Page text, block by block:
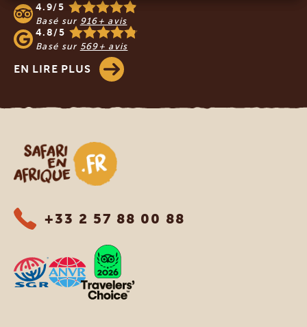
4.9/5
Basé sur 916+ avis
4.8/5
Basé sur 569+ avis
EN LIRE PLUS
Safari en Afrique
+33 2 57 88 00 88